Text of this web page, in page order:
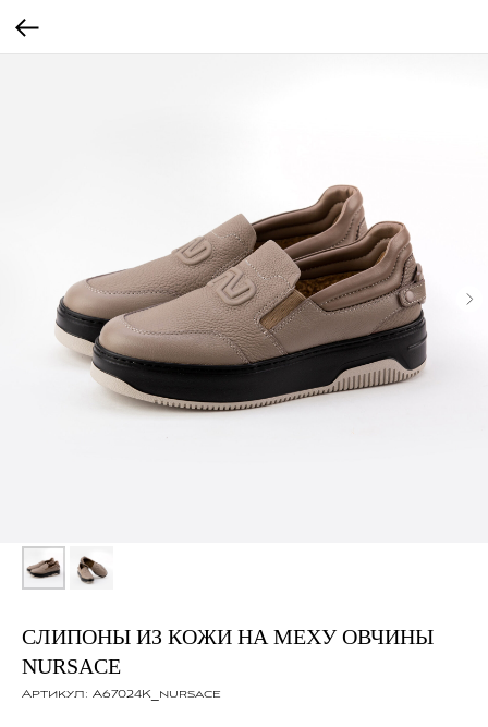
СЛИПОНЫ ИЗ КОЖИ НА МЕХУ ОВЧИНЫ
NURSACE
Артикул: A67024K_nursace